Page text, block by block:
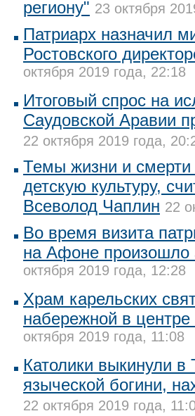
региону" 23 октября
Патриарх назначил
Ростовского
октября 2019 года, 22:18
Итоговый спрос на
Саудовской Аравии
22 октября 2019 года,
Темы жизни и смерти
детскую культуру,
Всеволод Чаплин 22
Во время визита
на Афоне произошло
октября 2019 года, 12:28
Храм карельских
набережной в центре
октября 2019 года, 11:08
Католики выкинули в
языческой богини,
22 октября 2019 года,